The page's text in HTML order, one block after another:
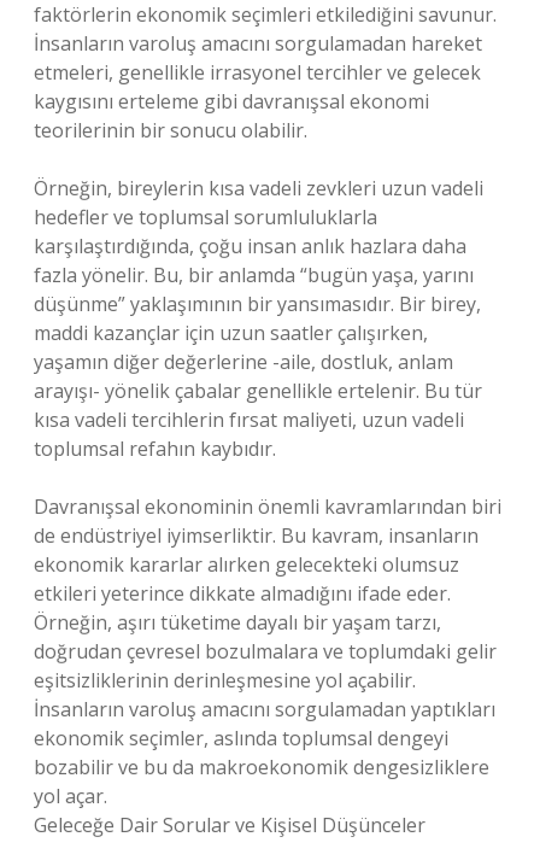
faktörlerin ekonomik seçimleri etkilediğini savunur.
İnsanların varoluş amacını sorgulamadan hareket
etmeleri, genellikle irrasyonel tercihler ve gelecek
kaygısını erteleme gibi davranışsal ekonomi
teorilerinin bir sonucu olabilir.
Örneğin, bireylerin kısa vadeli zevkleri uzun vadeli
hedefler ve toplumsal sorumluluklarla
karşılaştırdığında, çoğu insan anlık hazlara daha
fazla yönelir. Bu, bir anlamda “bugün yaşa, yarını
düşünme” yaklaşımının bir yansımasıdır. Bir birey,
maddi kazançlar için uzun saatler çalışırken,
yaşamın diğer değerlerine -aile, dostluk, anlam
arayışı- yönelik çabalar genellikle ertelenir. Bu tür
kısa vadeli tercihlerin fırsat maliyeti, uzun vadeli
toplumsal refahın kaybıdır.
Davranışsal ekonominin önemli kavramlarından biri
de endüstriyel iyimserliktir. Bu kavram, insanların
ekonomik kararlar alırken gelecekteki olumsuz
etkileri yeterince dikkate almadığını ifade eder.
Örneğin, aşırı tüketime dayalı bir yaşam tarzı,
doğrudan çevresel bozulmalara ve toplumdaki gelir
eşitsizliklerinin derinleşmesine yol açabilir.
İnsanların varoluş amacını sorgulamadan yaptıkları
ekonomik seçimler, aslında toplumsal dengeyi
bozabilir ve bu da makroekonomik dengesizliklere
yol açar.
Geleceğe Dair Sorular ve Kişisel Düşünceler